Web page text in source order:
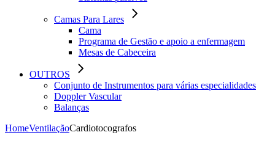
Camas Para Lares
Cama
Programa de Gestão e apoio a enfermagem
Mesas de Cabeceira
OUTROS
Conjunto de Instrumentos para várias especialidades
Doppler Vascular
Balanças
HomeVentilaçãoCardiotocografos